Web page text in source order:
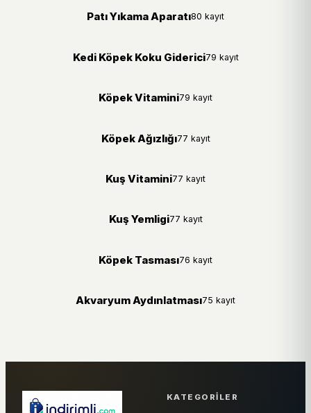
Patı Yıkama Aparatı80 kayıt
Kedi Köpek Koku Giderici79 kayıt
Köpek Vitamini79 kayıt
Köpek Ağızlığı77 kayıt
Kuş Vitamini77 kayıt
Kuş Yemligi77 kayıt
Köpek Tasması76 kayıt
Akvaryum Aydınlatması75 kayıt
KATEGORILER